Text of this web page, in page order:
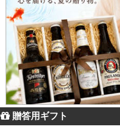
贈答用ギフト